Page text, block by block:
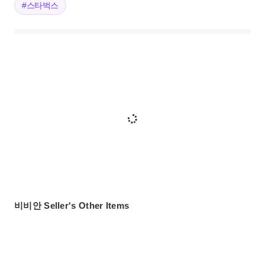
#스타벅스
비비안 Seller's Other Items